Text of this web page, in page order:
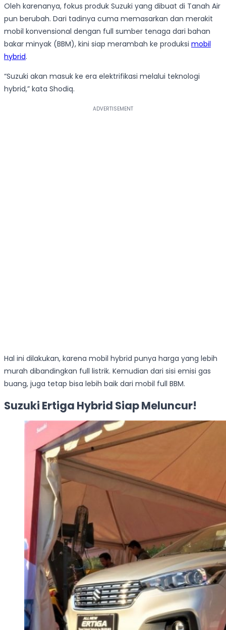
Oleh karenanya, fokus produk Suzuki yang dibuat di Tanah Air
pun berubah. Dari tadinya cuma memasarkan dan merakit
mobil konvensional dengan full sumber tenaga dari bahan
bakar minyak (BBM), kini siap merambah ke produksi mobil
hybrid.
“Suzuki akan masuk ke era elektrifikasi melalui teknologi
hybrid,” kata Shodiq.
Hal ini dilakukan, karena mobil hybrid punya harga yang lebih
murah dibandingkan full listrik. Kemudian dari sisi emisi gas
buang, juga tetap bisa lebih baik dari mobil full BBM.
Suzuki Ertiga Hybrid Siap Meluncur!